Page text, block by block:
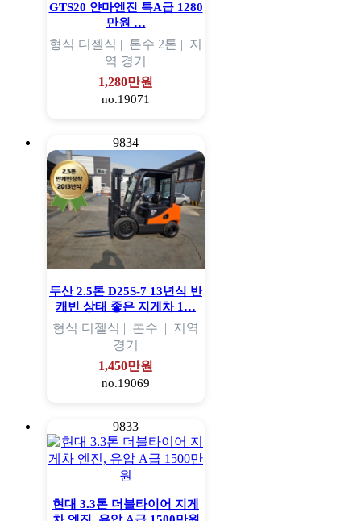
GTS20 얀마엔진 특A급 1280
만원 …
형식 디젤식 | 톤수 2톤 | 지
역 경기
1,280만원
no.19071
9834
두산 2.5톤 D25S-7 13년식 반
캐빈 상태 좋은 지게차 1…
형식 디젤식 | 톤수 | 지역
경기
1,450만원
no.19069
9833
현대 3.3톤 더블타이어 지게